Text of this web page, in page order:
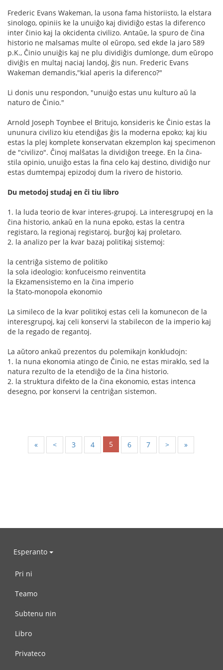
Frederic Evans Wakeman, la usona fama historiisto, la elstara
sinologo, opiniis ke la unuiĝo kaj dividiĝo estas la diferenco
inter ĉinio kaj la okcidenta civilizo. Antaŭe, la spuro de ĉina
historio ne malsamas multe ol eŭropo, sed ekde la jaro 589
p.K., Ĉinio unuiĝis kaj ne plu dividiĝis dumlonge, dum eŭropo
diviĝis en multaj naciaj landoj, ĝis nun. Frederic Evans
Wakeman demandis,"kial aperis la diferenco?"
Li donis unu respondon, "unuiĝo estas unu kulturo aŭ la
naturo de Ĉinio."
Arnold Joseph Toynbee el Britujo, konsideris ke Ĉinio estas la
ununura civilizo kiu etendiĝas ĝis la moderna epoko; kaj kiu
estas la plej komplete konservatan ekzemplon kaj specimenon
de "civilizo". Ĉinoj malŝatas la dividiĝon treege. En la ĉina-
stila opinio, unuiĝo estas la fina celo kaj destino, dividiĝo nur
estas dumtempaj epizodoj dum la rivero de historio.
Du metodoj studaj en ĉi tiu libro
1. la luda teorio de kvar interes-grupoj. La interesgrupoj en la
ĉina historio, ankaŭ en la nuna epoko, estas la centra
registaro, la regionaj registaroj, burĝoj kaj proletaro.
2. la analizo per la kvar bazaj politikaj sistemoj:
la centriĝa sistemo de politiko
la sola ideologio: konfuceismo reinventita
la Ekzamensistemo en la ĉina imperio
la ŝtato-monopola ekonomio
La simileco de la kvar politikoj estas celi la komunecon de la
interesgrupoj, kaj celi konservi la stabilecon de la imperio kaj
de la regado de regantoj.
La aŭtoro ankaŭ prezentos du polemikajn konkludojn:
1. la nuna ekonomia atingo de Ĉinio, ne estas miraklo, sed la
natura rezulto de la etendiĝo de la ĉina historio.
2. la struktura difekto de la ĉina ekonomio, estas intenca
desegno, por konservi la centriĝan sistemon.
« < 3 4 5 6 7 > »
Esperanto
Pri ni
Teamo
Subtenu nin
Libro
Privateco